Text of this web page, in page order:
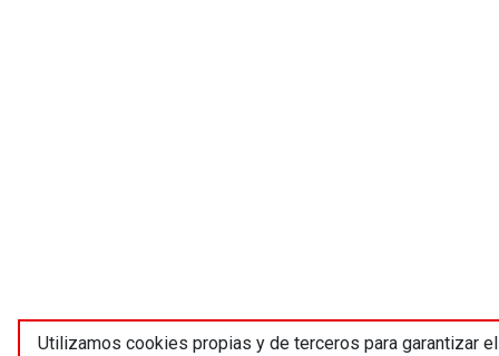
Utilizamos cookies propias y de terceros para garantizar